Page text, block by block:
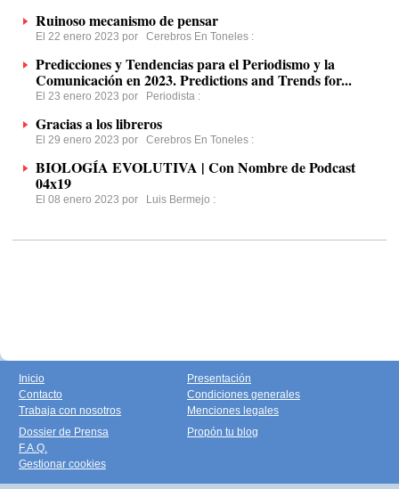
Ruinoso mecanismo de pensar
El 22 enero 2023 por Cerebros En Toneles :
Predicciones y Tendencias para el Periodismo y la
Comunicación en 2023. Predictions and Trends for...
El 23 enero 2023 por Periodista :
Gracias a los libreros
El 29 enero 2023 por Cerebros En Toneles :
BIOLOGÍA EVOLUTIVA | Con Nombre de Podcast
04x19
El 08 enero 2023 por Luis Bermejo :
Inicio
Contacto
Trabaja con nosotros
Presentación
Condiciones generales
Menciones legales
Dossier de Prensa
F.A.Q.
Gestionar cookies
Propón tu blog